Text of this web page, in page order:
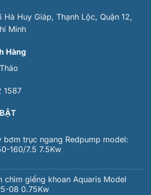
Huy Giáp, Thạnh Lộc, Quận 12,
Minh
Hàng
1587
bơm trục ngang Redpump model:
160/7.5 7.5Kw
chìm giếng khoan Aquaris Model
08 0.75Kw